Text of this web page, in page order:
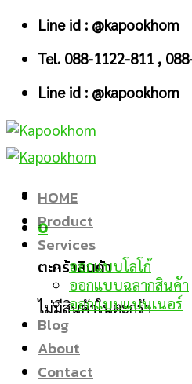
Skip
content
Line id : @kapookhom
Tel. 088-1122-811 ,
Line id : @kapookhom
0
ตะกร้าสินค้า
ไม่มีสินค้าในตะกร้า
HOME
Product
Services
ออกแบบโลโก้
ออกแบบฉลากสินค้า
ออกแบบแบนเนอร์
Blog
About
Contact